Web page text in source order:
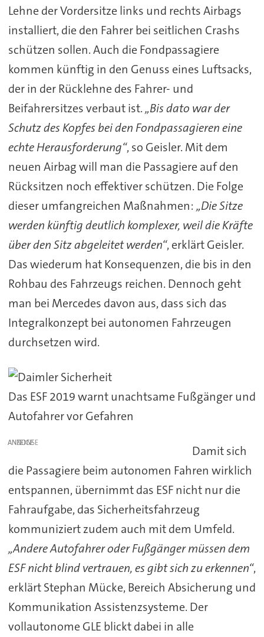
Lehne der Vordersitze links und rechts Airbags
installiert, die den Fahrer bei seitlichen Crashs
schützen sollen. Auch die Fondpassagiere
kommen künftig in den Genuss eines Luftsacks,
der in der Rücklehne des Fahrer- und
Beifahrersitzes verbaut ist.„Bis dato war der
Schutz des Kopfes bei den Fondpassagieren eine
echte Herausforderung“, so Geisler. Mit dem
neuen Airbag will man die Passagiere auf den
Rücksitzen noch effektiver schützen. Die Folge
dieser umfangreichen Maßnahmen: „Die Sitze
werden künftig deutlich komplexer, weil die Kräfte
über den Sitz abgeleitet werden“, erklärt Geisler.
Das wiederum hat Konsequenzen, die bis in den
Rohbau des Fahrzeugs reichen. Dennoch geht
man bei Mercedes davon aus, dass sich das
Integralkonzept bei autonomen Fahrzeugen
durchsetzen wird.
Das ESF 2019 warnt unachtsame Fußgänger und
Autofahrer vor Gefahren
ANZEIGE
Damit sich
die Passagiere beim autonomen Fahren wirklich
entspannen, übernimmt das ESF nicht nur die
Fahraufgabe, das Sicherheitsfahrzeug
kommuniziert zudem auch mit dem Umfeld.
„Andere Autofahrer oder Fußgänger müssen dem
ESF nicht blind vertrauen, es gibt sich zu erkennen“,
erklärt Stephan Mücke, Bereich Absicherung und
Kommunikation Assistenzsysteme. Der
vollautonome GLE blickt dabei in alle